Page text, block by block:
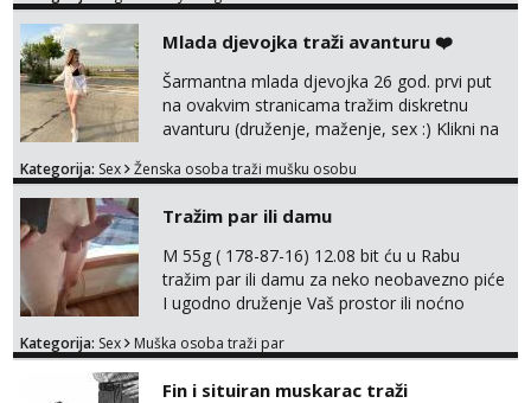
Mlada djevojka traži avanturu ❤️
Šarmantna mlada djevojka 26 god. prvi put
na ovakvim stranicama tražim diskretnu
avanturu (druženje, maženje, sex :) Klikni na
Kategorija: Sex Ženska osoba traži mušku osobu
Tražim par ili damu
M 55g ( 178-87-16) 12.08 bit ću u Rabu
tražim par ili damu za neko neobavezno piće
I ugodno druženje Vaš prostor ili noćno
trata.vrh@gmail.com
Kategorija: Sex Muška osoba traži par
Fin i situiran muskarac traži